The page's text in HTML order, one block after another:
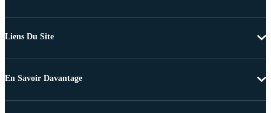
Liens Du Site
En Savoir Davantage